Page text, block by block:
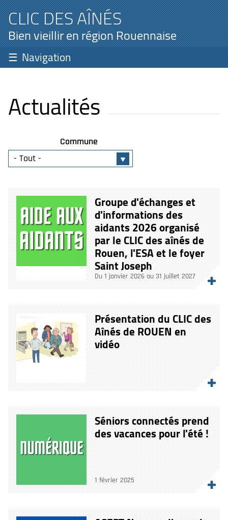
CLIC DES AÎNÉS
Bien vieillir en région Rouennaise
Navigation
Actualités
Commune
Groupe d'échanges et
d'informations des
aidants 2026 organisé
par le CLIC des aînés de
Rouen, l'ESA et le foyer
Saint Joseph
Du 1 janvier 2026 au 31 juillet 2027
Présentation du CLIC des
Aînés de ROUEN en
vidéo
Séniors connectés prend
des vacances pour l'été !
1 février 2025